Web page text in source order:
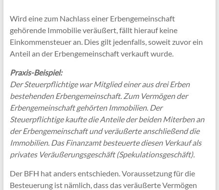
Wird eine zum Nachlass einer Erbengemeinschaft
gehörende Immobilie veräußert, fällt hierauf keine
Einkommensteuer an. Dies gilt jedenfalls, soweit zuvor ein
Anteil an der Erbengemeinschaft verkauft wurde.
Praxis-Beispiel:
Der Steuerpflichtige war Mitglied einer aus drei Erben
bestehenden Erbengemeinschaft. Zum Vermögen der
Erbengemeinschaft gehörten Immobilien. Der
Steuerpflichtige kaufte die Anteile der beiden Miterben an
der Erbengemeinschaft und veräußerte anschließend die
Immobilien. Das Finanzamt besteuerte diesen Verkauf als
privates Veräußerungsgeschäft (Spekulationsgeschäft).
Der BFH hat anders entschieden. Voraussetzung für die
Besteuerung ist nämlich, dass das veräußerte Vermögen